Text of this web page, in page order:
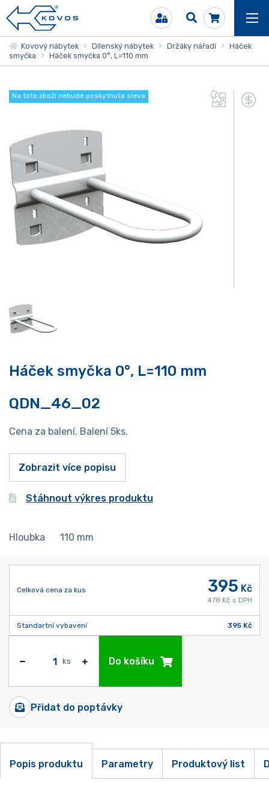
Kovový nábytek Dílenský nábytek Držáky nářadí
Háček
smyčka
Háček smyčka 0°, L=110 mm
Na toto zboží nebude poskytnuta sleva
Háček smyčka 0°, L=110 mm
QDN_46_02
Cena za balení. Balení 5ks.
Zobrazit více popisu
Stáhnout výkres produktu
Hloubka 110 mm
Celková cena za kus 395 Kč
478 Kč s DPH
Standartní vybavení 395 Kč
ks Do košíku
Přidat do poptávky
Popis produktu Parametry Produktový list